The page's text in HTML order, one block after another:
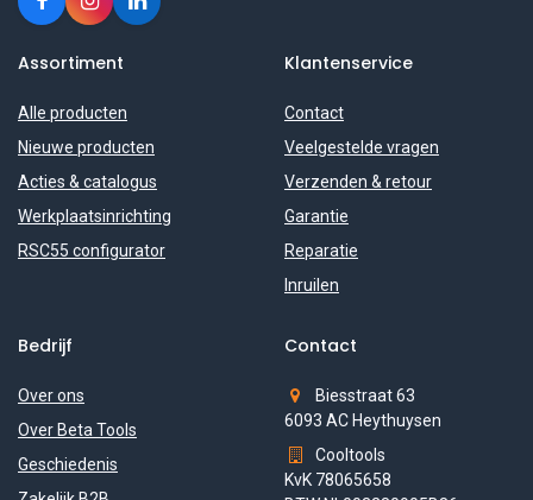
Assortiment
Alle producten
Nieuwe producten
Acties & catalogus
Werkplaatsinrichting
RSC55 configurator
Klantenservice
Contact
Veelgestelde vragen
Verzenden & retour
Garantie
Reparatie
Inruilen
Bedrijf
Over ons
Over Beta Tools
Geschiedenis
Contact
Biesstraat 63
6093 AC Heythuysen
Cooltools
KvK 78065658